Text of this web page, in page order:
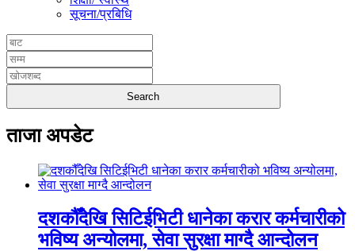
सूचना/प्रबिधि
ताजा अपडेट
दशकौँदेखि सिटिईभिटी धानेका करार कर्मचारीको
भविष्य अन्योलमा, सेवा सुरक्षा माग्दै आन्दोलन